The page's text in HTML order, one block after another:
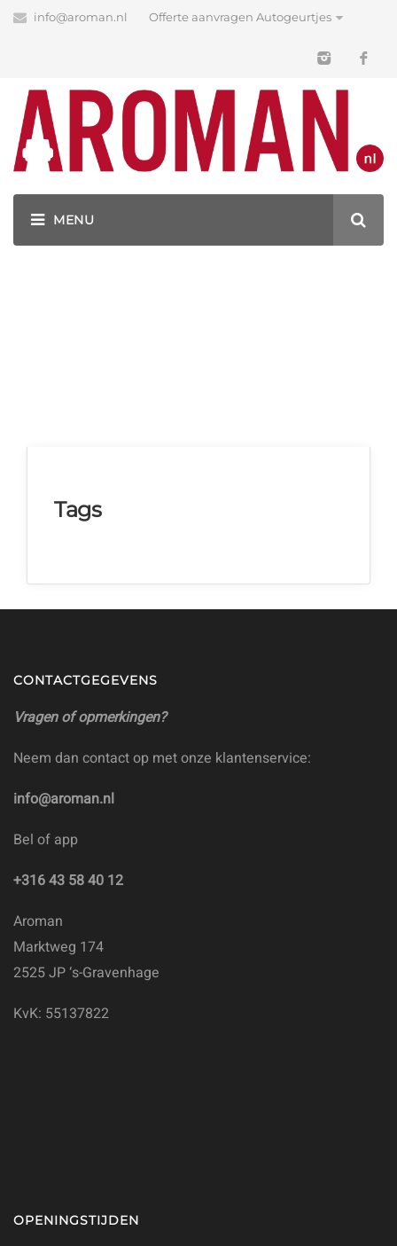
info@aroman.nl Offerte aanvragen Autogeurtjes
Blog
Latest News
GEURHANGERS BEDRUKKEN MET JOUW LOGO!
Tags
CONTACTGEGEVENS
Vragen of opmerkingen?
Neem dan contact op met onze klantenservice:
info@aroman.nl
Bel of app
+316 43 58 40 12
Aroman
Marktweg 174
2525 JP ‘s-Gravenhage
KvK: 55137822
OPENINGSTIJDEN